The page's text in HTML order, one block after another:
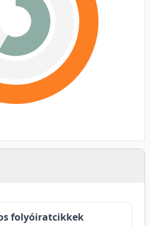
folyóiratcikkek